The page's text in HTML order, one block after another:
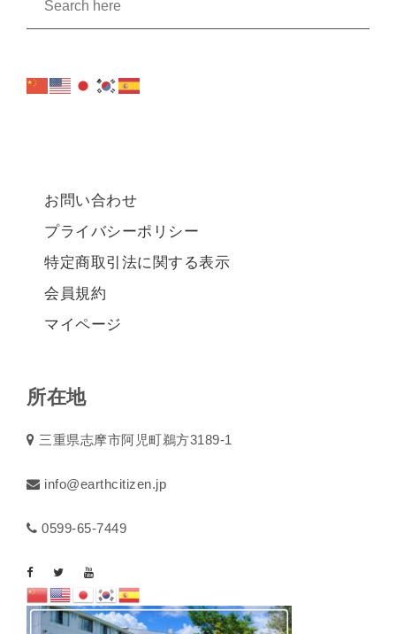
お問い合わせ
プライバシーポリシー
特定商取引法に関する表示
会員規約
マイページ
所在地
三重県志摩市阿児町鵜方3189-1
info@earthcitizen.jp
0599-65-7449